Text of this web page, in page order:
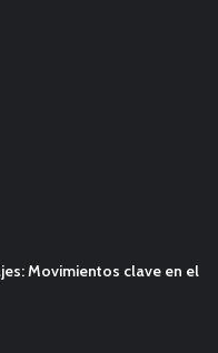
Movimientos clave en el